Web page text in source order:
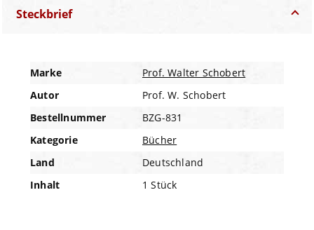
Steckbrief
Marke
Prof. Walter Schobert
Autor
Prof. W. Schobert
Bestellnummer
BZG-831
Kategorie
Bücher
Land
Deutschland
Inhalt
1 Stück